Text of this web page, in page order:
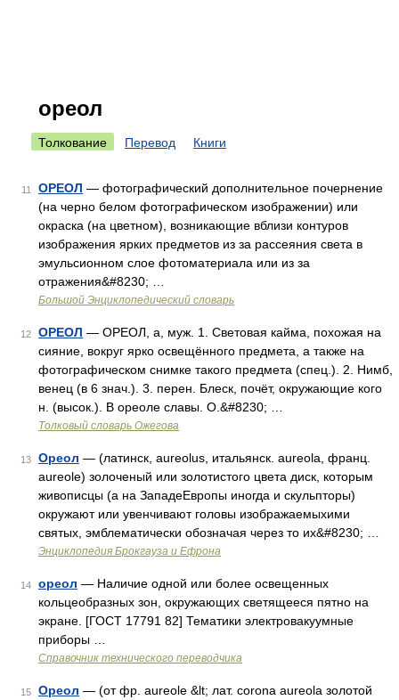
ореол
Толкование Перевод Книги
11 ОРЕОЛ — фотографический дополнительное почернение
(на черно белом фотографическом изображении) или
окраска (на цветном), возникающие вблизи контуров
изображения ярких предметов из за рассеяния света в
эмульсионном слое фотоматериала или из за
отражения&#8230; …
Большой Энциклопедический словарь
12 ОРЕОЛ — ОРЕОЛ, а, муж. 1. Световая кайма, похожая на
сияние, вокруг ярко освещённого предмета, а также на
фотографическом снимке такого предмета (спец.). 2. Нимб,
венец (в 6 знач.). 3. перен. Блеск, почёт, окружающие кого
н. (высок.). В ореоле славы. О.&#8230; …
Толковый словарь Ожегова
13 Ореол — (латинск, aureolus, итальянск. aureola, франц.
aurеole) золоченый или золотистого цвета диск, которым
живописцы (а на ЗападеЕвропы иногда и скульпторы)
окружают или увенчивают головы изображаемыхими
святых, эмблематически обозначая через то их&#8230; …
Энциклопедия Брокгауза и Ефрона
14 ореол — Наличие одной или более освещенных
кольцеобразных зон, окружающих светящееся пятно на
экране. [ГОСТ 17791 82] Тематики электровакуумные
приборы …
Справочник технического переводчика
15 Ореол — (от фр. aureole &lt; лат. corona aureola золотой